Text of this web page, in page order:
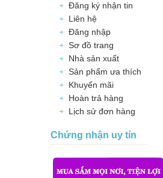
Đăng ký nhận tin
Liên hệ
Đăng nhập
Sơ đồ trang
Nhà sản xuất
Sản phẩm ưa thích
Khuyến mãi
Hoàn trả hàng
Lịch sử đơn hàng
Chứng nhận uy tín